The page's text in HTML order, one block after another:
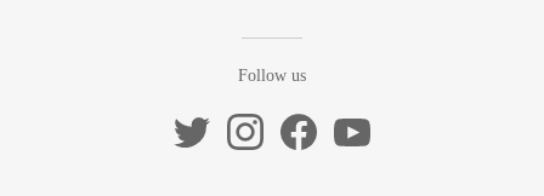
Follow us